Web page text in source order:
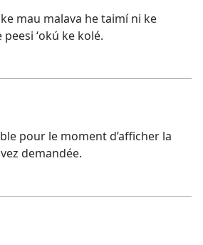
ke mau malava he taimí ni ke
peesi ʻokú ke kolé.
pour le moment d’afficher la
demandée.